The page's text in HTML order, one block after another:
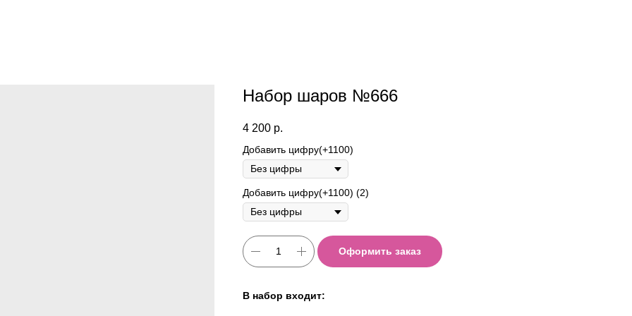
Набор шаров №666
4 200 р.
Добавить цифру(+1100)
Добавить цифру(+1100) (2)
Оформить заказ
В набор входит: